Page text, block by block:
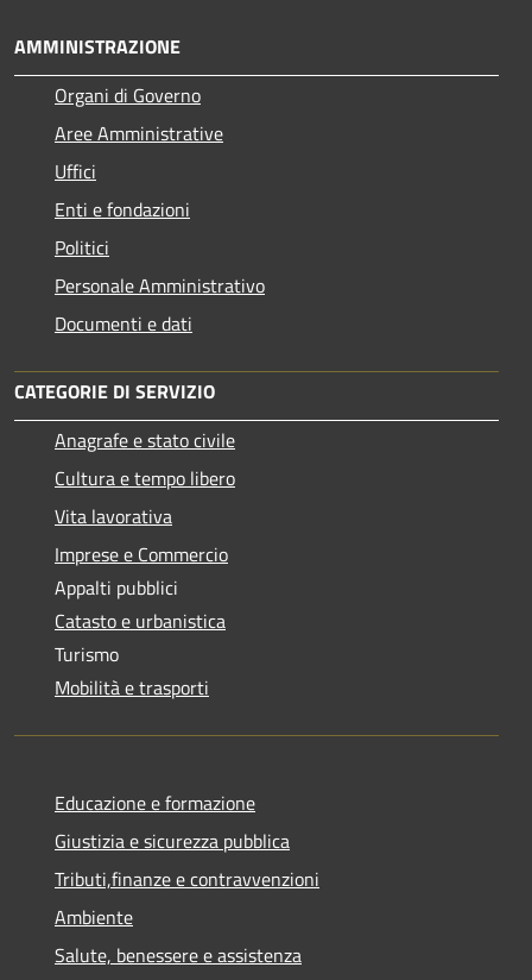
AMMINISTRAZIONE
Organi di Governo
Aree Amministrative
Uffici
Enti e fondazioni
Politici
Personale Amministrativo
Documenti e dati
CATEGORIE DI SERVIZIO
Anagrafe e stato civile
Cultura e tempo libero
Vita lavorativa
Imprese e Commercio
Appalti pubblici
Catasto e urbanistica
Turismo
Mobilità e trasporti
Educazione e formazione
Giustizia e sicurezza pubblica
Tributi,finanze e contravvenzioni
Ambiente
Salute, benessere e assistenza